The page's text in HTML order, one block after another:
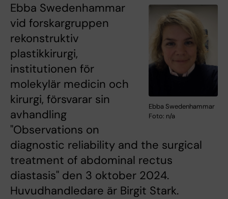
Ebba Swedenhammar
Foto: n/a
Ebba Swedenhammar
vid forskargruppen
rekonstruktiv
plastikkirurgi,
institutionen för
molekylär medicin och
kirurgi, försvarar sin
avhandling
"Observations on
diagnostic reliability and the surgical
treatment of abdominal rectus
diastasis" den 3 oktober 2024.
Huvudhandledare är Birgit Stark.